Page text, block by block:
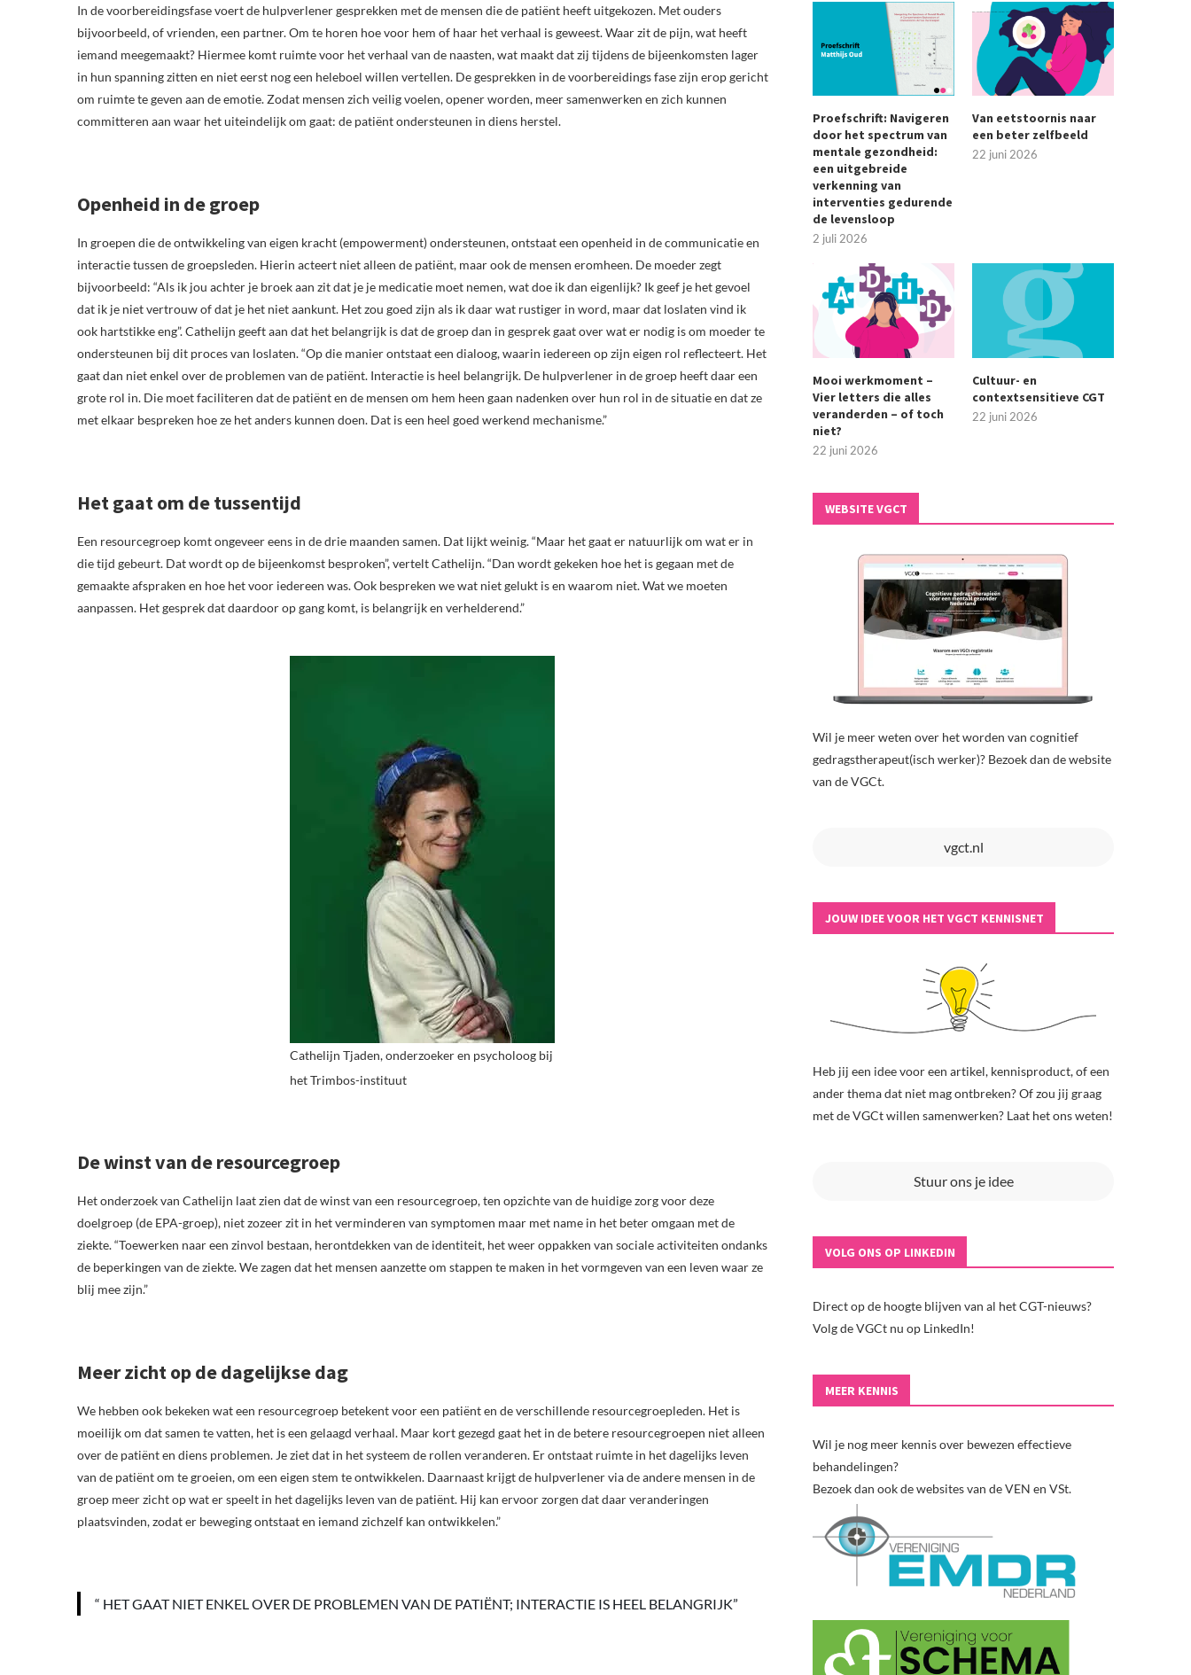
In de voorbereidingsfase voert de hulpverlener gesprekken met de mensen die de patiënt heeft uitgekozen. Met ouders
bijvoorbeeld, of vrienden, een partner. Om te horen hoe voor hem of haar het verhaal is geweest. Waar zit de pijn, wat heeft
iemand meegemaakt? Hiermee komt ruimte voor het verhaal van de naasten, wat maakt dat zij tijdens de bijeenkomsten lager
in hun spanning zitten en niet eerst nog een heleboel willen vertellen. De gesprekken in de voorbereidings fase zijn erop gericht
om ruimte te geven aan de emotie. Zodat mensen zich veilig voelen, opener worden, meer samenwerken en zich kunnen
committeren aan waar het uiteindelijk om gaat: de patiënt ondersteunen in diens herstel.
Openheid in de groep
In groepen die de ontwikkeling van eigen kracht (empowerment) ondersteunen, ontstaat een openheid in de communicatie en
interactie tussen de groepsleden. Hierin acteert niet alleen de patiënt, maar ook de mensen eromheen. De moeder zegt
bijvoorbeeld: “Als ik jou achter je broek aan zit dat je je medicatie moet nemen, wat doe ik dan eigenlijk? Ik geef je het gevoel
dat ik je niet vertrouw of dat je het niet aankunt. Het zou goed zijn als ik daar wat rustiger in word, maar dat loslaten vind ik
ook hartstikke eng”. Cathelijn geeft aan dat het belangrijk is dat de groep dan in gesprek gaat over wat er nodig is om moeder te
ondersteunen bij dit proces van loslaten. “Op die manier ontstaat een dialoog, waarin iedereen op zijn eigen rol reflecteert. Het
gaat dan niet enkel over de problemen van de patiënt. Interactie is heel belangrijk. De hulpverlener in de groep heeft daar een
grote rol in. Die moet faciliteren dat de patiënt en de mensen om hem heen gaan nadenken over hun rol in de situatie en dat ze
met elkaar bespreken hoe ze het anders kunnen doen. Dat is een heel goed werkend mechanisme.”
Het gaat om de tussentijd
Een resourcegroep komt ongeveer eens in de drie maanden samen. Dat lijkt weinig. “Maar het gaat er natuurlijk om wat er in
die tijd gebeurt. Dat wordt op de bijeenkomst besproken”, vertelt Cathelijn. “Dan wordt gekeken hoe het is gegaan met de
gemaakte afspraken en hoe het voor iedereen was. Ook bespreken we wat niet gelukt is en waarom niet. Wat we moeten
aanpassen. Het gesprek dat daardoor op gang komt, is belangrijk en verhelderend.”
Cathelijn Tjaden, onderzoeker en psycholoog bij
het Trimbos-instituut
De winst van de resourcegroep
Het onderzoek van Cathelijn laat zien dat de winst van een resourcegroep, ten opzichte van de huidige zorg voor deze
doelgroep (de EPA-groep), niet zozeer zit in het verminderen van symptomen maar met name in het beter omgaan met de
ziekte. “Toewerken naar een zinvol bestaan, herontdekken van de identiteit, het weer oppakken van sociale activiteiten ondanks
de beperkingen van de ziekte. We zagen dat het mensen aanzette om stappen te maken in het vormgeven van een leven waar ze
blij mee zijn.”
Meer zicht op de dagelijkse dag
We hebben ook bekeken wat een resourcegroep betekent voor een patiënt en de verschillende resourcegroepleden. Het is
moeilijk om dat samen te vatten, het is een gelaagd verhaal. Maar kort gezegd gaat het in de betere resourcegroepen niet alleen
over de patiënt en diens problemen. Je ziet dat in het systeem de rollen veranderen. Er ontstaat ruimte in het dagelijks leven
van de patiënt om te groeien, om een eigen stem te ontwikkelen. Daarnaast krijgt de hulpverlener via de andere mensen in de
groep meer zicht op wat er speelt in het dagelijks leven van de patiënt. Hij kan ervoor zorgen dat daar veranderingen
plaatsvinden, zodat er beweging ontstaat en iemand zichzelf kan ontwikkelen.”
“ HET GAAT NIET ENKEL OVER DE PROBLEMEN VAN DE PATIËNT; INTERACTIE IS HEEL BELANGRIJK”
Proefschrift: Navigeren
door het spectrum van
mentale gezondheid:
een uitgebreide
verkenning van
interventies gedurende
de levensloop
2 juli 2026
Van eetstoornis naar
een beter zelfbeeld
22 juni 2026
Mooi werkmoment –
Vier letters die alles
veranderden – of toch
niet?
22 juni 2026
Cultuur- en
contextsensitieve CGT
22 juni 2026
WEBSITE VGCT
Wil je meer weten over het worden van cognitief
gedragstherapeut(isch werker)? Bezoek dan de website
van de VGCt.
vgct.nl
JOUW IDEE VOOR HET VGCT KENNISNET
Heb jij een idee voor een artikel, kennisproduct, of een
ander thema dat niet mag ontbreken? Of zou jij graag
met de VGCt willen samenwerken? Laat het ons weten!
Stuur ons je idee
VOLG ONS OP LINKEDIN
Direct op de hoogte blijven van al het CGT-nieuws?
Volg de VGCt nu op LinkedIn!
MEER KENNIS
Wil je nog meer kennis over bewezen effectieve
behandelingen?
Bezoek dan ook de websites van de VEN en VSt.